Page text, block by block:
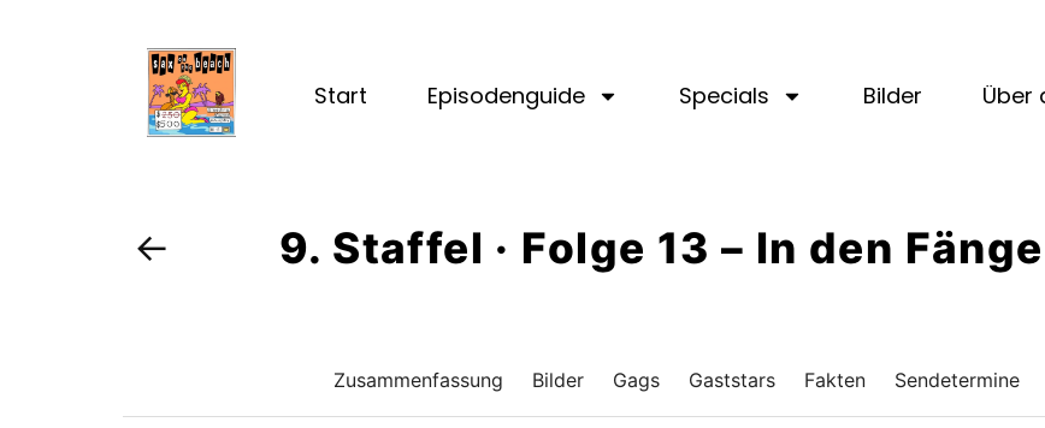
Start Episodenguide Specials Bilder Über
← 9. Staffel · Folge 13 – In den
Zusammenfassung Bilder Gags Gaststars Fakten Sendetermine